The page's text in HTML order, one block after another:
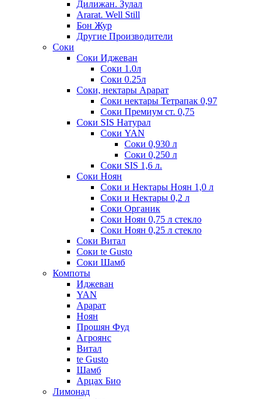
Дилижан. Зулал
Ararat. Well Still
Бон Жур
Другие Производители
Соки
Соки Иджеван
Соки 1.0л
Соки 0.25л
Соки, нектары Арарат
Соки нектары Тетрапак 0,97
Соки Премиум ст. 0,75
Соки SIS Натурал
Соки YAN
Соки 0,930 л
Соки 0,250 л
Соки SIS 1,6 л.
Соки Ноян
Соки и Нектары Ноян 1,0 л
Соки и Нектары 0,2 л
Соки Органик
Соки Ноян 0,75 л стекло
Соки Ноян 0,25 л стекло
Соки Витал
Соки te Gusto
Соки Шамб
Компоты
Иджеван
YAN
Арарат
Ноян
Прошян Фуд
Агроянс
Витал
te Gusto
Шамб
Арцах Био
Лимонад